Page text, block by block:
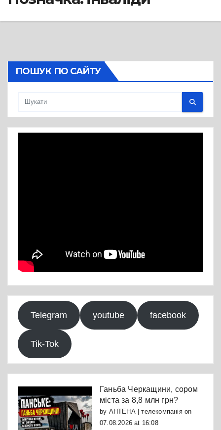
ПОШУК ПО САЙТУ
Telegram youtube facebook
Tik-Tok
Ганьба Черкащини, сором
міста за 8,8 млн грн?
by АНТЕНА | телекомпаніяon
07.08.2026 at 16:08